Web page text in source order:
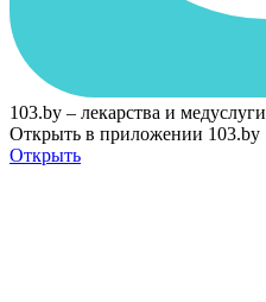
103.by – лекарства и медуслуги
Открыть в приложении 103.by
Открыть